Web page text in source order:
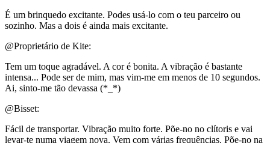
É um brinquedo excitante. Podes usá-lo com o teu parceiro ou
sozinho. Mas a dois é ainda mais excitante.
@Proprietário de Kite:
Tem um toque agradável. A cor é bonita. A vibração é bastante
intensa... Pode ser de mim, mas vim-me em menos de 10 segundos.
Ai, sinto-me tão devassa (*_*)
@Bisset:
Fácil de transportar. Vibração muito forte. Põe-no no clítoris e vai
levar-te numa viagem nova. Vem com várias frequências. Põe-no na